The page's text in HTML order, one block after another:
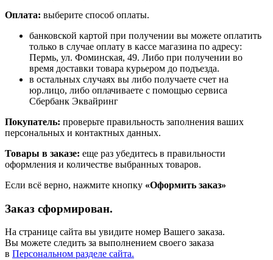
Оплата: выберите способ оплаты.
банковской картой при получении вы можете оплатить
только в случае оплату в кассе магазина по адресу:
Пермь, ул. Фоминская, 49. Либо при получении во
время доставки товара курьером до подъезда.
в остальных случаях вы либо получаете счет на
юр.лицо, либо оплачиваете с помощью сервиса
Сбербанк Эквайринг
Покупатель: проверьте правильность заполнения ваших
персональных и контактных данных.
Товары в заказе: еще раз убедитесь в правильности
оформления и количестве выбранных товаров.
Если всё верно, нажмите кнопку «Оформить заказ»
Заказ сформирован.
На странице сайта вы увидите номер Вашего заказа.
Вы можете следить за выполнением своего заказа
в Персональном разделе сайта.